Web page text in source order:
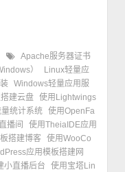
Apache服务器证书
）
Linux轻量应
Windows轻量应用服
建云盘 使用Lightwings
统计系统 使用OpenFa
播间
使用TheiaIDE应用
搭建博客
使用WooCo
应用模板搭建网
小直播后台
使用宝塔Lin